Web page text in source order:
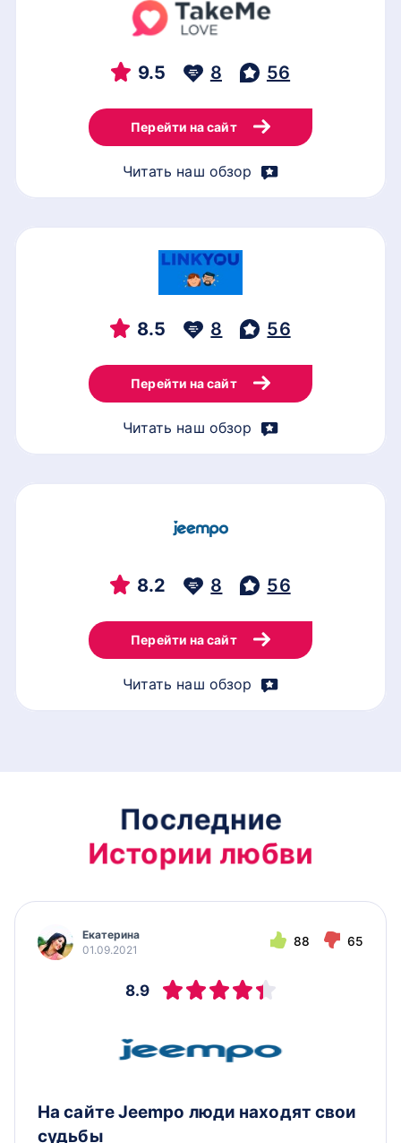
9.5 8 56
Перейти на сайт
Читать наш обзор
8.5 8 56
Перейти на сайт
Читать наш обзор
8.2 8 56
Перейти на сайт
Читать наш обзор
Последние
Истории любви
Екатерина
01.09.2021
88 65
8.9
На сайте Jeempo люди находят свои
судьбы